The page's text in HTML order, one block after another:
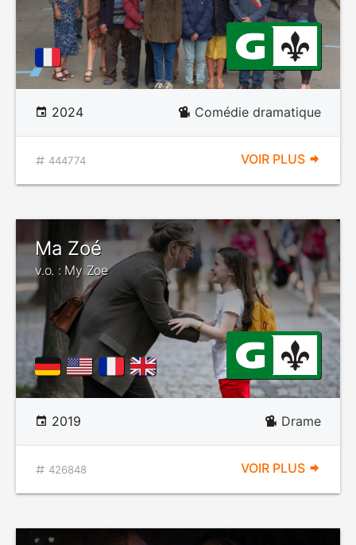
2024 Comédie dramatique
444774 VOIR PLUS
Ma Zoé
v.o. : My Zoe
2019 Drame
426848 VOIR PLUS